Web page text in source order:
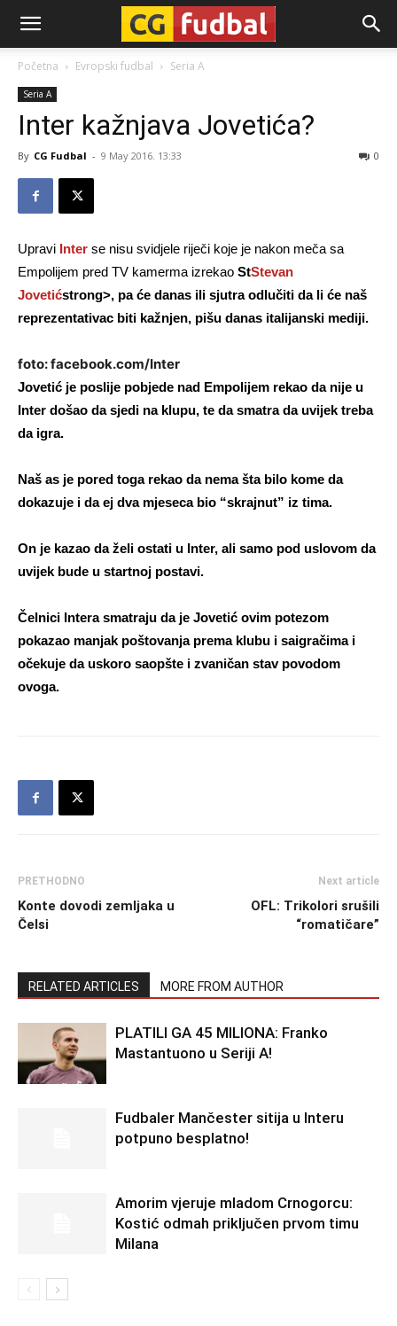
CG-
Fudbal
Početna Evropski fudbal Seria A
Seria A
Inter kažnjava Jovetića?
By CG Fudbal - 9 May 2016. 13:33 0
Upravi Inter se nisu svidjele riječi koje je nakon meča sa
Empolijem pred TV kamerma izrekao StStevan
Jovetićstrong>, pa će danas ili sjutra odlučiti da li će naš
reprezentativac biti kažnjen, pišu danas italijanski mediji.
foto: facebook.com/Inter
Jovetić je poslije pobjede nad Empolijem rekao da nije u
Inter došao da sjedi na klupu, te da smatra da uvijek treba
da igra.
Naš as je pored toga rekao da nema šta bilo kome da
dokazuje i da ej dva mjeseca bio “skrajnut” iz tima.
On je kazao da želi ostati u Inter, ali samo pod uslovom da
uvijek bude u startnoj postavi.
Čelnici Intera smatraju da je Jovetić ovim potezom
pokazao manjak poštovanja prema klubu i saigračima i
očekuje da uskoro saopšte i zvaničan stav povodom
ovoga.
PRETHODNO
Konte dovodi zemljaka u
Čelsi
Next article
OFL: Trikolori srušili
“romatičare”
RELATED ARTICLES MORE FROM AUTHOR
PLATILI GA 45 MILIONA: Franko
Mastantuono u Seriji A!
Fudbaler Mančester sitija u Interu
potpuno besplatno!
Amorim vjeruje mladom Crnogorcu:
Kostić odmah priključen prvom timu
Milana